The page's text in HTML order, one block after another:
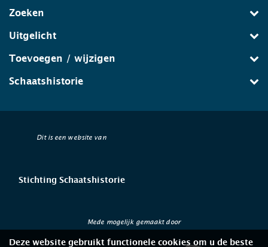
Zoeken
Uitgelicht
Toevoegen / wijzigen
Schaatshistorie
Dit is een website van
Stichting Schaatshistorie
Mede mogelijk gemaakt door
Deze website gebruikt functionele cookies om u de beste